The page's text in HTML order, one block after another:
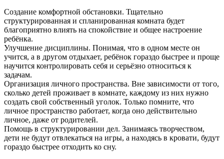
Создание комфортной обстановки. Тщательно
структурированная и спланированная комната будет
благоприятно влиять на спокойствие и общее настроение
ребёнка.
Улучшение дисциплины. Понимая, что в одном месте он
учится, а в другом отдыхает, ребёнок гораздо быстрее и проще
научится контролировать себя и серьёзно относиться к
задачам.
Организация личного пространства. Вне зависимости от того,
сколько детей проживает в комнате, каждому из них нужно
создать свой собственный уголок. Только помните, что
личное пространство работает, когда оно действительно
личное, даже от родителей.
Помощь в структурировании дел. Занимаясь творчеством,
дети не будут отвлекаться на игры, а находясь в кровати, будут
гораздо быстрее отходить ко сну.